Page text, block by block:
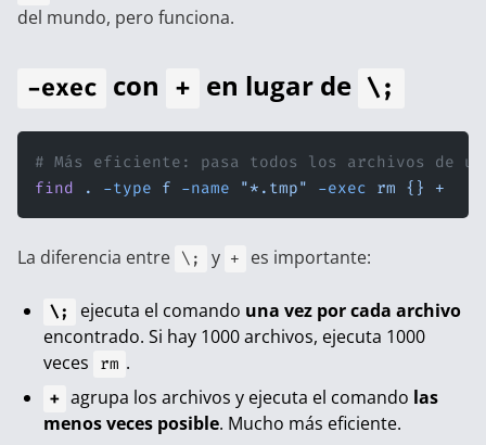
del mundo, pero funciona.
-exec con + en lugar de \;
# Más eficiente: pasa todos los archivos de
find . -type f -name "*.tmp" -exec rm {} +
La diferencia entre \; y + es importante:
\; ejecuta el comando una vez por cada archivo
encontrado. Si hay 1000 archivos, ejecuta 1000
veces
rm .
+ agrupa los archivos y ejecuta el comando las
menos veces posible. Mucho más eficiente.